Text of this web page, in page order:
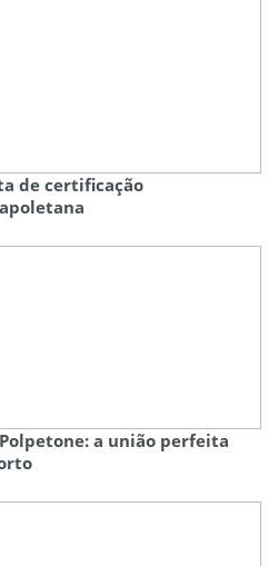
de certificação
a união perfeita